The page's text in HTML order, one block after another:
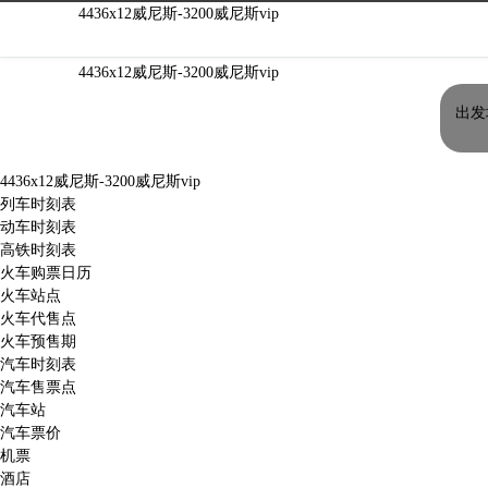
北京北到上海西火车时刻表|北京北到上海
4436x12威尼斯-3200威尼斯vip
4436x12威尼斯-3200威尼斯vip
出
4436x12威尼斯-3200威尼斯vip
列车时刻表
动车时刻表
高铁时刻表
火车购票日历
火车站点
火车代售点
火车预售期
汽车时刻表
汽车售票点
汽车站
汽车票价
机票
酒店